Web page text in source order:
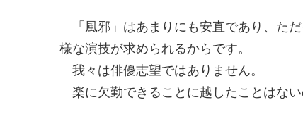
「風邪」はあまりにも安直であり、た
様な演技が求められるからです。
我々は俳優志望ではありません。
楽に欠勤できることに越したことはない